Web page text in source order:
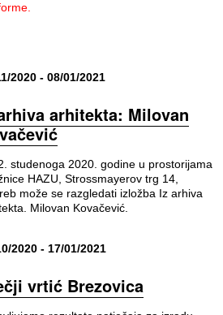
2020 - 08/01/2021
arhitekta: Milovan
studenoga 2020. godine u prostorijama
HAZU, Strossmayerov trg 14,
može se razgledati izložba Iz arhiva
Milovan Kovačević.
2020 - 17/01/2021
vrtić Brezovica